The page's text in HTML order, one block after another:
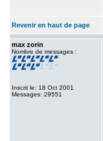
Revenir en haut de page
max zorin
Nombre de messages :
Inscrit le: 18 Oct 2001
Messages: 29551